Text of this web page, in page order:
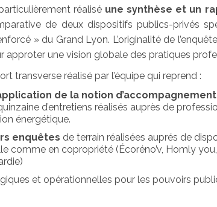
réalisé une synthèse et un
de deux dispositifs publics-privés
» du Grand Lyon. L’originalité de
approter une vision globale des pratiques
transverse réalisé par l’équipe qui reprend :
de la notion
d’entretiens réalisés auprès de
énergétique.
enquêtes de terrain réalisées auprés de
comme en copropriété (Écoréno’v, Homly
et opérationnelles pour les pouvoirs